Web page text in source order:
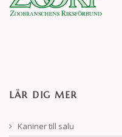
LÄR DIG MER
Kaniner till salu